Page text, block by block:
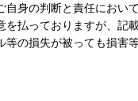
自身の判断と責任におい
を払っておりますが、記
等の損失が被っても損害